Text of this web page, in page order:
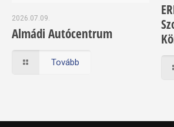
2026.07.09.
Almádi Autócentrum
Tovább